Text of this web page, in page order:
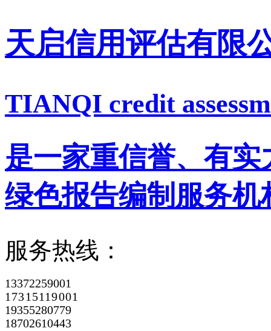
天启信用评估有限
TIANQI credit
是一家重信誉、有
绿色报告编制服务机
服务热线：
13372259001
17315119001
19355280779
18702610443